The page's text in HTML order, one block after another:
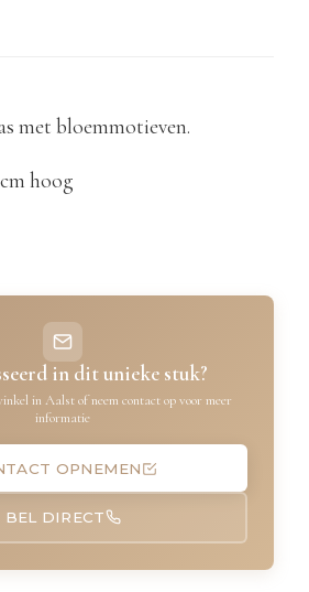
met bloemmotieven.
hoog
in dit unieke stuk?
in Aalst of neem contact op voor meer
informatie
OPNEMEN
BEL DIRECT